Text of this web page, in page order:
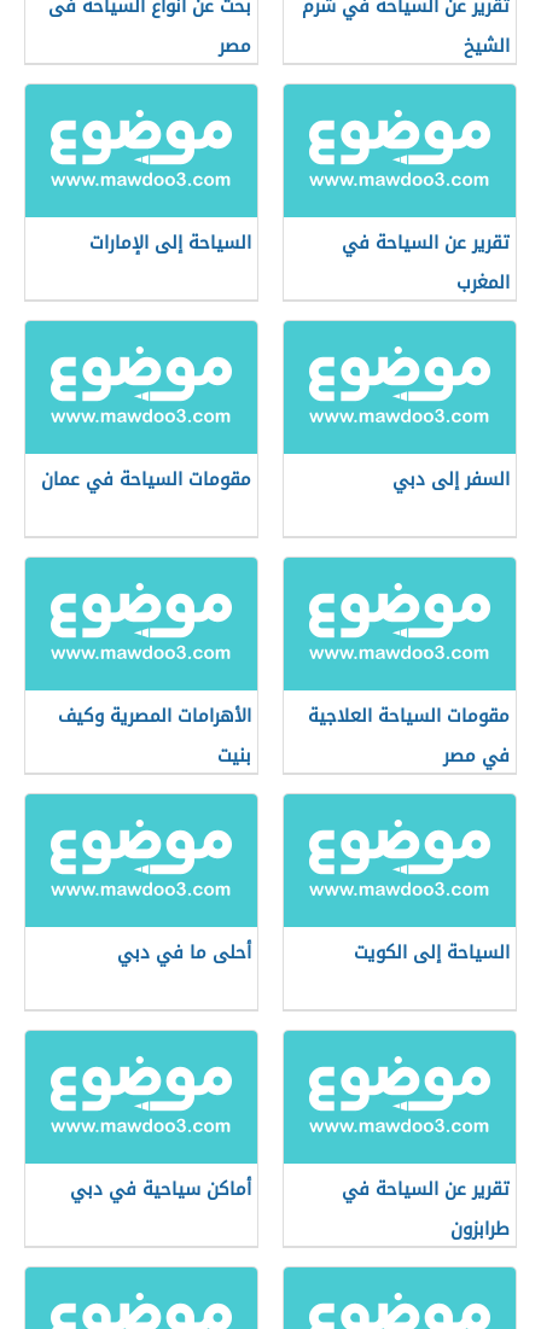
الشيخ
مصر
تقرير عن السياحة في
المغرب
السياحة إلى الإمارات
السفر إلى دبي مقومات السياحة في عمان
مقومات السياحة العلاجية
في مصر
الأهرامات المصرية وكيف
بنيت
السياحة إلى الكويت أحلى ما في دبي
تقرير عن السياحة في
طرابزون
أماكن سياحية في دبي